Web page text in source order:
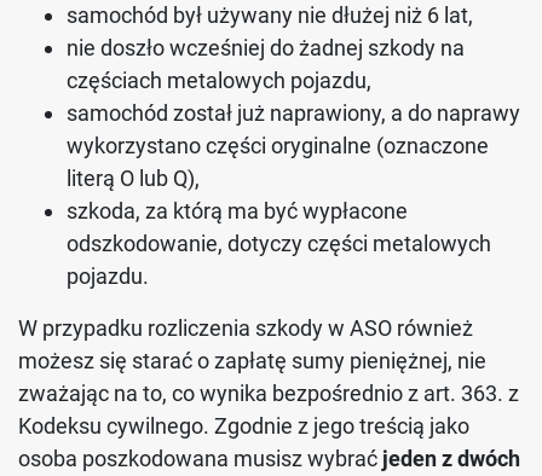
samochód był używany nie dłużej niż 6 lat,
nie doszło wcześniej do żadnej szkody na
częściach metalowych pojazdu,
samochód został już naprawiony, a do naprawy
wykorzystano części oryginalne (oznaczone
literą O lub Q),
szkoda, za którą ma być wypłacone
odszkodowanie, dotyczy części metalowych
pojazdu.
W przypadku rozliczenia szkody w ASO również
możesz się starać o zapłatę sumy pieniężnej, nie
zważając na to, co wynika bezpośrednio z art. 363. z
Kodeksu cywilnego. Zgodnie z jego treścią jako
osoba poszkodowana musisz wybrać jeden z dwóch